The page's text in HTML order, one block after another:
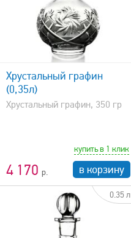
Хрустальный графин
(0,35л)
Хрустальный графин, 350 гр
4 170
купить в 1 клик
в корзину
быстрый просмотр
0.35 л